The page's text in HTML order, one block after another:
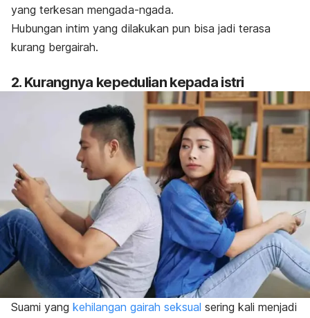
yang terkesan mengada-ngada.
Hubungan intim yang dilakukan pun bisa jadi terasa
kurang bergairah.
2. Kurangnya kepedulian kepada istri
Suami yang kehilangan gairah seksual sering kali menjadi